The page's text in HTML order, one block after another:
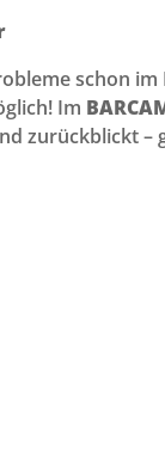
schon
Im
zurückblickt